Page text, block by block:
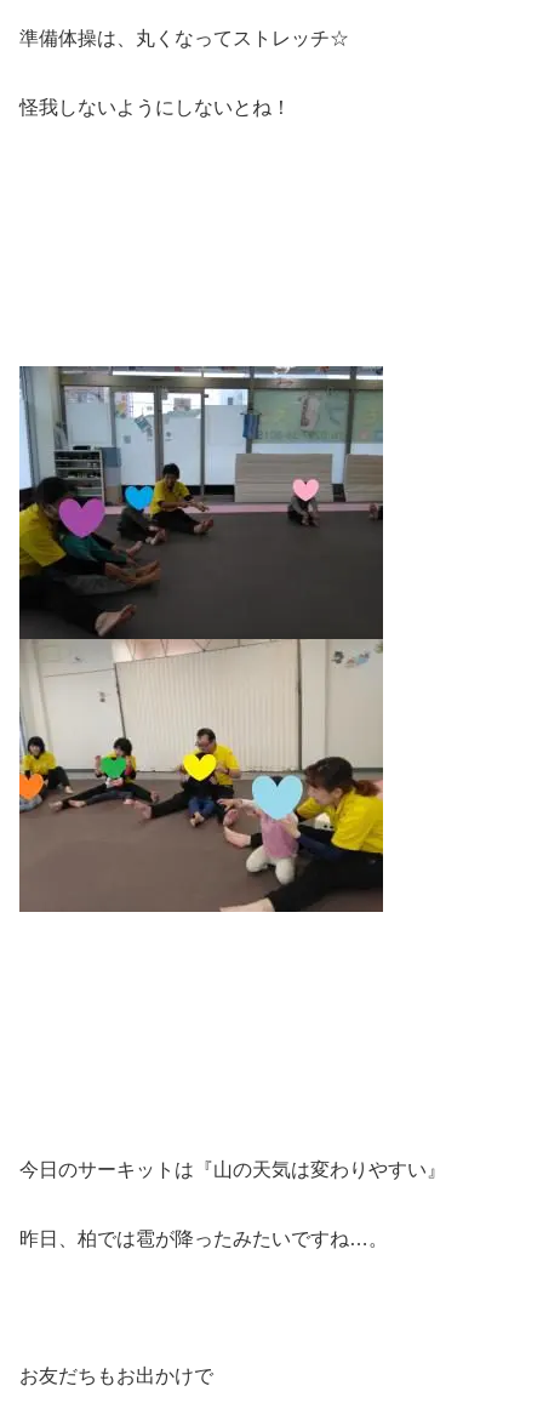
準備体操は、丸くなってストレッチ☆
怪我しないようにしないとね！
今日のサーキットは『山の天気は変わりやすい』
昨日、柏では雹が降ったみたいですね…。
お友だちもお出かけで